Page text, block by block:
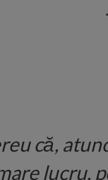
că,
lucru,